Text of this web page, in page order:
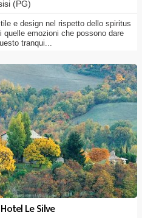
(PG)
e design nel rispetto dello spiritus
emozioni che possono dare
tranqui...
Le Silve